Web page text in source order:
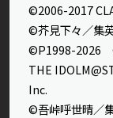
©2006-2017
©芥見下々／集
©P1998-2026
THE
Inc.
©吾峠呼世晴／